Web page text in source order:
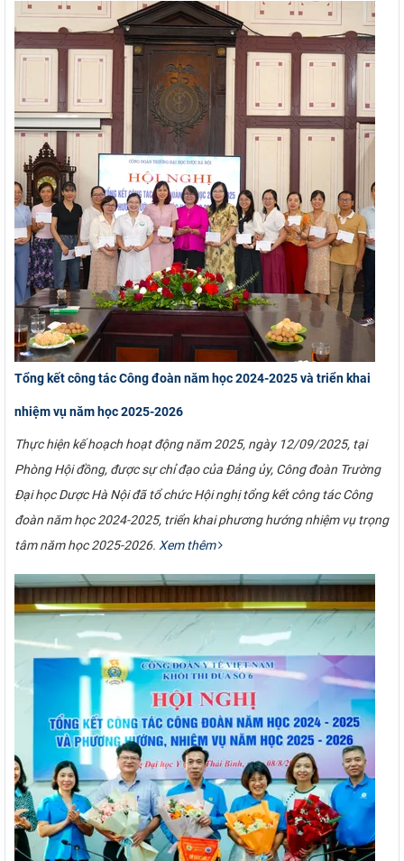
Tổng kết công tác Công đoàn năm học 2024-2025 và triển khai
nhiệm vụ năm học 2025-2026
Thực hiện kế hoạch hoạt động năm 2025, ngày 12/09/2025, tại
Phòng Hội đồng, được sự chỉ đạo của Đảng ủy, Công đoàn Trường
Đại học Dược Hà Nội đã tổ chức Hội nghị tổng kết công tác Công
đoàn năm học 2024-2025, triển khai phương hướng nhiệm vụ trọng
tâm năm học 2025-2026. Xem thêm